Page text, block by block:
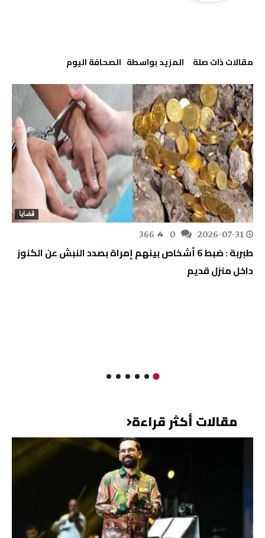
‫مقالات ذات صلة‬ ‫‫المزيد بواسطة‬ ‬ ‭ ‬الصحافة‭ ‬اليوم
قضايا
2026-07-31
366
طبربة : ضبط 6 أشخاص بينهم إمراة بصدد النبش عن الكنوز
داخل منزل قديم
مقالات أكثر قراءة